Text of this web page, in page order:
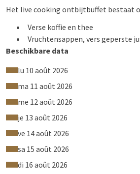
Het live cooking ontbijtbuffet bestaat
Verse koffie en thee
Vruchtensappen, vers geperste
Zuivelproducten zoals: melk,
muesli
Verschillende diverse broodjes
Croissants, chocoladebroodjes,
Bruin-, wit-, krenten- en
Boter en diverse zoet beleg
Een assortiment aan vleeswaren
Spekjes, kazen, worstjes
Beschikbare data
lu 10 août 2026
ma 11 août 2026
me 12 août 2026
je 13 août 2026
ve 14 août 2026
sa 15 août 2026
di 16 août 2026